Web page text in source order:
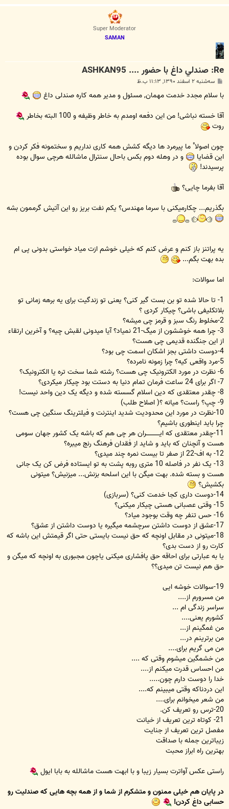
Super Moderator
SAMAN
Re: صندلي داغ با حضور .... ASHKAN95
ت
سه‌شنبه ۲ اسفند ۱۳۹۰, ۱۱:۱۳ ب.ظ
با سلام مجدد خدمت مهمان, مسئول و مدیر همه کاره صندلی داغ
آقا خسته نباشی! من این دفعه اومدم به خاطر وظیفه و 100 البته بخاطر
روت
چون اصولا" ما پیرمرد ها دیگه کشش همه کاری نداریم و سختمونه فکر کردن و
این قضایا
و در وهله دوم بکس باحال سنترال ماشالله هرچی سوال بوده
پرسیدند!
آقا بفرما چایی؟
بگذریم... چکارمیکنی با سرما مهندس؟ یکم نفت بریز رو این آتیش گرممون بشه
یه پراتنز باز کنم و عرض کنم که خیلی خوشم ازت میاد خواستی بدونی پی ام
بده بهت بگم...
اما سوالات:
1- تا حالا شده تو بن بست گیر کنی؟ یعنی تو زندگیت برای یه برهه زمانی تو
بلاتکلیفی باشی؟ چیکار کردی ؟
2-مخلوط رنگ سبز و قرمز چی میشه؟
3- چرا همه خوششون از میگ-21 نمیاد؟ آیا میدونی لقبش چیه؟ و آخرین ارتقاء
از این جنگنده قدیمی چی هست؟
4-دوست داشتی بجز اشکان اسمت چی بود؟
5-مرد واقعی کیه؟ چرا زمونه نامرده؟
6- نظرت در مورد الکترونیک چی هست؟ رشته شما سخت تره یا الکترونیک؟
7- اگر برای 24 ساعت فرمان تمام دنیا به دستت بود چیکار میکردی؟
8- چقدر معتقدی که دین اسلام گسسته شده و دیگه یک دین واحد نیست!
9- چپ؟ راست؟ میانه ؟( اصلاح طلب)
10-نظرت در مورد این محدودیت شدید اینترنت و فیلترینگ سنگین چی هست؟
چرا باید اینطوری باشیم؟
11-چقدر معتقدی که ایـــــــــــــران هر چی هم که باشه یک کشور جهان سومی
هست و آنچنان که باید و شاید از فقدان فرهنگ رنج میبره؟
12- به اف-22 از صفر تا بیست نمره چند میدی؟
13- یک نفر در فاصله 10 متری روبه پشت به تو ایستاده فرض کن یک جانی
هست و بسته شده. بهت میگن با این اسلحه بزنش... میزنیش؟ میتونی
بکشیش؟
14-دوست داری کجا خدمت کنی؟ (سربازی)
15- وقتی عصبانی هستی چیکار میکنی؟
16- حس تنفر چه وقت بوجود میاد؟
17-عشق از دوست داشتن سرچشمه میگیره یا دوست داشتن از عشق؟
18-میتونی در مقابل اونچه که حق نیست بایستی حتی اگر قیمتش این باشه که
کارت رو از دست بدی؟
یا به عبارتی برای احاقه حق پافشاری میکنی یاچون مجبوری به اونچه که میگن و
حق هم نیست تن میدی؟؟
19-سوالات خوشه ایی
من مسرورم از....
سراسر زندگی ام ...
کشورم یعنی....
من غمگینم از...
من برترینم در...
من می گریم برای....
من خشمگین میشوم وقتی که ....
من احساس قدرت میکنم از....
خدا را دوست دارم چون.....
این دردناکه وقتی میبینم که....
من شعر میخوانم برای....
20-ترس رو تعریف کن.
21- کوتاه ترین تعریف از خیانت
مفصل ترین تعریف از جنایت
زیباترین جمله با صداقت
بهترین راه ابراز محبت
راستی عکس آواترت بسیار زیبا و با ابهت هست ماشالله به بابا ایول
در پایان هم خیلی ممنون و متشکرم از شما و از همه بچه هایی که صندلیت رو
حسابی داغ کردن!